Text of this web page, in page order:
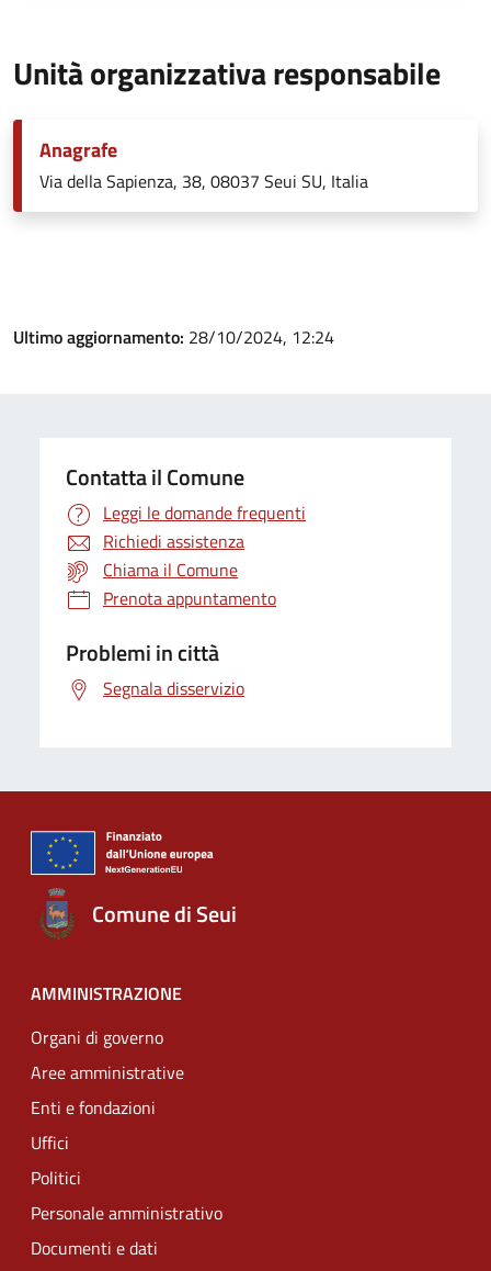
Unità organizzativa responsabile
Anagrafe
Via della Sapienza, 38, 08037 Seui SU, Italia
Ultimo aggiornamento: 28/10/2024, 12:24
Contatta il Comune
Leggi le domande frequenti
Richiedi assistenza
Chiama il Comune
Prenota appuntamento
Problemi in città
Segnala disservizio
Comune di Seui
AMMINISTRAZIONE
Organi di governo
Aree amministrative
Enti e fondazioni
Uffici
Politici
Personale amministrativo
Documenti e dati